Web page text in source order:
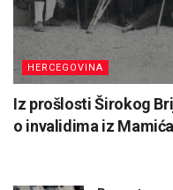
HERCEGOVINA
Iz prošlosti Širokog
o invalidima iz